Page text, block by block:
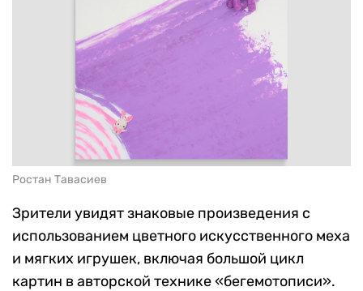
Ростан Тавасиев
Зрители увидят знаковые произведения с
использованием цветного искусственного меха
и мягких игрушек, включая большой цикл
картин в авторской технике «бегемотописи».